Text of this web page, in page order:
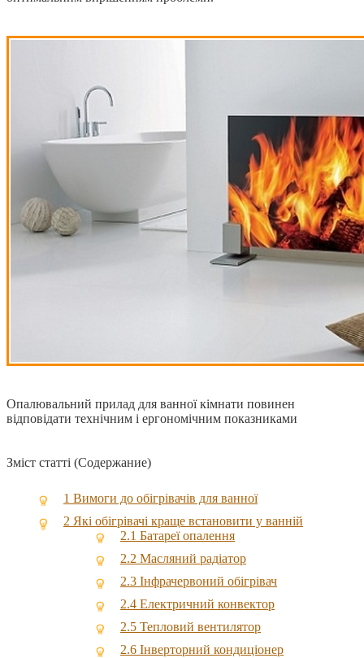
Опалювальний прилад для ванної кімнати повинен
відповідати технічним і ергономічним показниками
Зміст статті (Содержание)
1 Вимоги до обігрівачів для ванної
2 Які обігрівачі краще встановити у ванній
2.1 Батареї опалення
2.2 Масляний радіатор
2.3 Інфрачервоний обігрівач
2.4 Електричний конвектор
2.5 Тепловий вентилятор
2.6 Інверторний кондиціонер